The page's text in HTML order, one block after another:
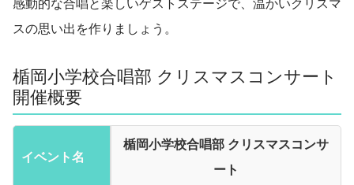
スの思い出を作りましょう。
楯岡小学校合唱部 クリスマスコンサート
開催概要
イベント名
楯岡小学校合唱部 クリスマスコンサ
ート